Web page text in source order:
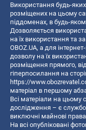
Використання будь-яких
розміщених на цьому
піддоменах, в будь-
Дозволяється
на їх використання та
OBOZ.UA, а для
дозволу на їх
розміщення прямого,
гіперпосилання на
https://
матеріал в першому
Всі матеріали на цьому
дослідження – є
виключні майнові
На всі опубліковані